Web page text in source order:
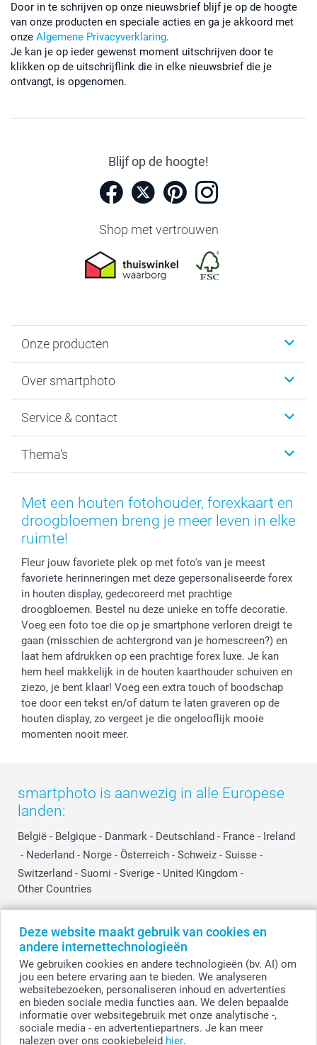
Deze website maakt gebruik van cookies en
andere internettechnologieën
We gebruiken cookies en andere technologieën (bv. AI) om
jou een betere ervaring aan te bieden. We analyseren
websitebezoeken, personaliseren inhoud en advertenties
en bieden sociale media functies aan. We delen bepaalde
informatie over websitegebruik met onze analytische -,
sociale media - en advertentiepartners. Je kan meer
nalezen over ons cookiebeleid hier.
Door in te schrijven op onze nieuwsbrief blijf je op de hoogte
van onze producten en speciale acties en ga je akkoord met
onze Algemene Privacyverklaring.
Je kan je op ieder gewenst moment uitschrijven door te
klikken op de uitschrijflink die in elke nieuwsbrief die je
ontvangt, is opgenomen.
Blijf op de hoogte!
Shop met vertrouwen
Onze producten
Fotoboeken
Fotocadeaus
Kaarten
Over smartphoto
Vacatures
Bestelproces
Herroepingsrecht
Privacy
Cookiebeleid
Prijslijst
Investor Relations
Service & contact
Tevredenheidsgarantie
Mijn orderstatus
smartbonus
smartfriends
Affiliate partnerprogramma
Partnerships
Influencer partnerprogramma
Thema's
Baby
Moederdag
Vaderdag
Met een houten fotohouder, forexkaart en
droogbloemen breng je meer leven in elke
ruimte!
Fleur jouw favoriete plek op met foto's van je meest
favoriete herinneringen met deze gepersonaliseerde forex
in houten display, gedecoreerd met prachtige
droogbloemen. Bestel nu deze unieke en toffe decoratie.
Voeg een foto toe die op je smartphone verloren dreigt te
gaan (misschien de achtergrond van je homescreen?) en
laat hem afdrukken op een prachtige forex luxe. Je kan
hem heel makkelijk in de houten kaarthouder schuiven en
ziezo, je bent klaar! Voeg een extra touch of boodschap
toe door een tekst en/of datum te laten graveren op de
houten display, zo vergeet je die ongelooflijk mooie
momenten nooit meer.
smartphoto is aanwezig in alle Europese
landen:
België - Belgique - Danmark - Deutschland - France - Ireland
- Nederland - Norge - Österreich - Schweiz - Suisse -
Switzerland - Suomi - Sverige - United Kingdom -
Other Countries
© smartphoto group. Alle rechten voorbehouden.Disclaimer
Alle prijzen zijn in EURO (€) inclusief BTW en exclusief verzendkosten.